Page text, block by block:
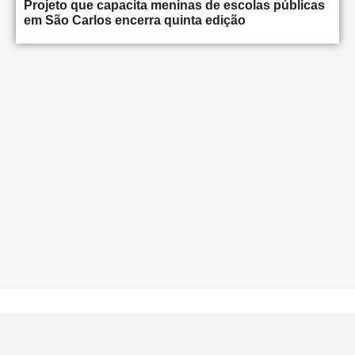
Projeto que capacita meninas de escolas públicas
em São Carlos encerra quinta edição